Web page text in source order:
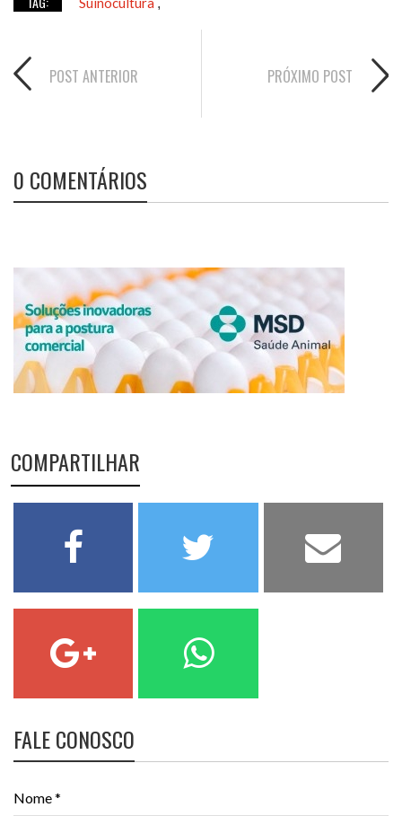
POST ANTERIOR PRÓXIMO POST
0 COMENTÁRIOS
COMPARTILHAR
FALE CONOSCO
Nome *